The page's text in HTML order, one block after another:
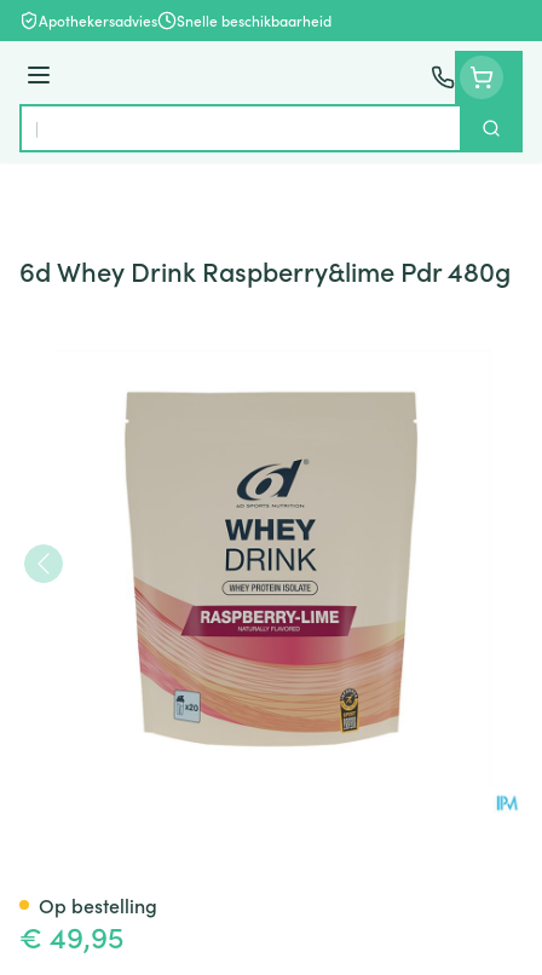
Ga naar de inhoud
Apothekersadvies Snelle beschikbaarheid
Menu
Product, merk, categorie...
Zoek
6d Whey Drink Raspberry&lime Pdr 480g
€ 49,95
Op bestelling